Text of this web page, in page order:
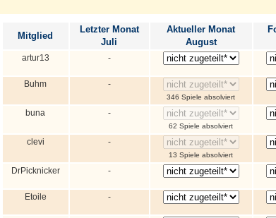
Mitglied
Letzter Monat
Juli
Aktueller Monat
August
artur13 -
Buhm -
346 Spiele absolviert
buna -
62 Spiele absolviert
clevi -
13 Spiele absolviert
DrPicknicker -
Etoile -